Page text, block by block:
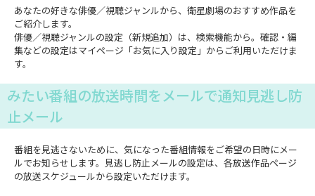
あなたの好きな俳優／視聴ジャンルから、衛星劇場のおすすめ作品を
ご紹介します。
俳優／視聴ジャンルの設定（新規追加）は、検索機能から。確認・編
集などの設定はマイページ「お気に入り設定」からご利用いただけま
す。
みたい番組の放送時間をメールで通知見逃し防
止メール
番組を見逃さないために、気になった番組情報をご希望の日時にメー
ルでお知らせします。見逃し防止メールの設定は、各放送作品ページ
の放送スケジュールから設定いただけます。